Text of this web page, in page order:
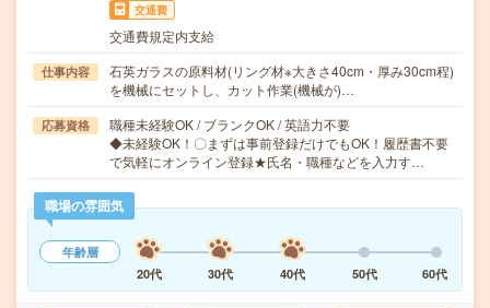
交通費
交通費規定内支給
仕事内容
石英ガラスの原料材(リング材※大きさ40cm・厚み30cm程)
を機械にセットし、カット作業(機械が)…
応募資格
職種未経験OK / ブランクOK / 英語力不要
◆未経験OK！〇まずは事前登録だけでもOK！履歴書不要
で気軽にオンライン登録★氏名・職種などを入力す…
職場の雰囲気
年齢層
20代
30代 40代 50代 60代